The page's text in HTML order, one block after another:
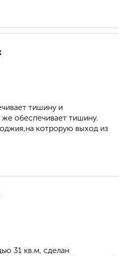
тишину и
обеcпечивaeт тишину.
котрорую выход из
31 кв.м, сделан